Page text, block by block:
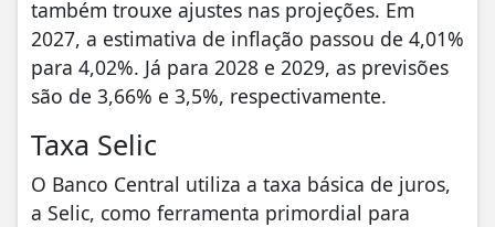
também trouxe ajustes nas projeções. Em
2027, a estimativa de inflação passou de 4,01%
para 4,02%. Já para 2028 e 2029, as previsões
são de 3,66% e 3,5%, respectivamente.
Taxa Selic
O Banco Central utiliza a taxa básica de juros,
a Selic, como ferramenta primordial para